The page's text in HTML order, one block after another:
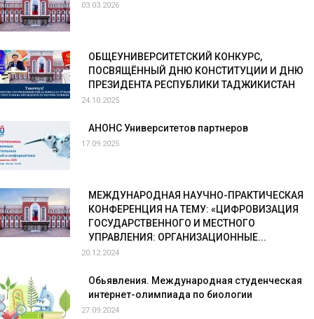
03.03.2026
ОБЩЕУНИВЕРСИТЕТСКИЙ КОНКУРС,
ПОСВЯЩЁННЫЙ ДНЮ КОНСТИТУЦИИ И ДНЮ
ПРЕЗИДЕНТА РЕСПУБЛИКИ ТАДЖИКИСТАН
24.10.2025
АНОНС Университетов партнеров
17.09.2025
МЕЖДУНАРОДНАЯ НАУЧНО-ПРАКТИЧЕСКАЯ
КОНФЕРЕНЦИЯ НА ТЕМУ: «ЦИФРОВИЗАЦИЯ
ГОСУДАРСТВЕННОГО И МЕСТНОГО
УПРАВЛЕНИЯ: ОРГАНИЗАЦИОННЫЕ...
20.12.2024
Обьявления. Международная студенческая
интернет-олимпиада по биологии
27.09.2024